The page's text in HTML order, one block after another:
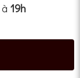
à 19h